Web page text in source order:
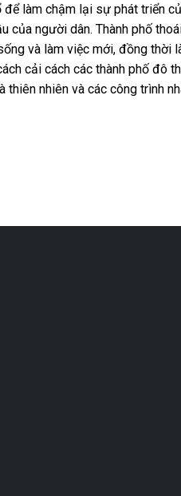
để làm chậm lại sự phát triển
của người dân. Thành phố
và làm việc mới, đồng thời
cải cách các thành phố
thiên nhiên và các công trình